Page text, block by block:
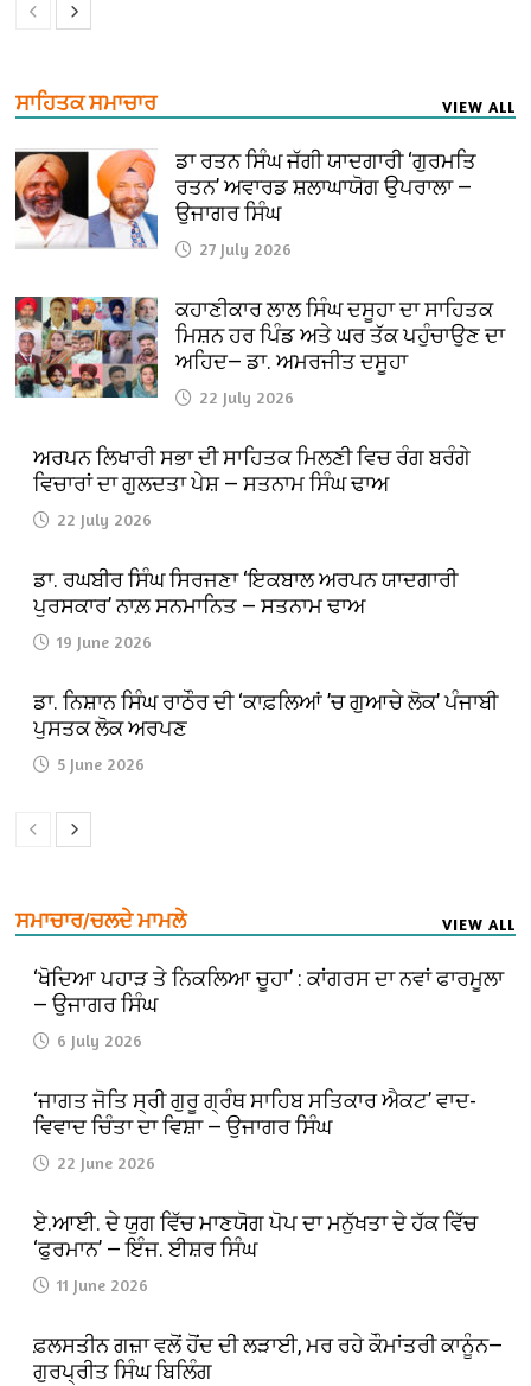
ਸਾਹਿਤਕ ਸਮਾਚਾਰ VIEW ALL
ਡਾ ਰਤਨ ਸਿੰਘ ਜੱਗੀ ਯਾਦਗਾਰੀ ‘ਗੁਰਮਤਿ
ਰਤਨ’ ਅਵਾਰਡ ਸ਼ਲਾਘਾਯੋਗ ਉਪਰਾਲਾ —
ਉਜਾਗਰ ਸਿੰਘ
27 July 2026
ਕਹਾਣੀਕਾਰ ਲਾਲ ਸਿੰਘ ਦਸੂਹਾ ਦਾ ਸਾਹਿਤਕ
ਮਿਸ਼ਨ ਹਰ ਪਿੰਡ ਅਤੇ ਘਰ ਤੱਕ ਪਹੁੰਚਾਉਣ ਦਾ
ਅਹਿਦ— ਡਾ. ਅਮਰਜੀਤ ਦਸੂਹਾ
22 July 2026
ਅਰਪਨ ਲਿਖਾਰੀ ਸਭਾ ਦੀ ਸਾਹਿਤਕ ਮਿਲਣੀ ਵਿਚ ਰੰਗ ਬਰੰਗੇ
ਵਿਚਾਰਾਂ ਦਾ ਗੁਲਦਤਾ ਪੇਸ਼ — ਸਤਨਾਮ ਸਿੰਘ ਢਾਅ
22 July 2026
ਡਾ. ਰਘਬੀਰ ਸਿੰਘ ਸਿਰਜਣਾ ‘ਇਕਬਾਲ ਅਰਪਨ ਯਾਦਗਾਰੀ
ਪੁਰਸਕਾਰ’ ਨਾਲ਼ ਸਨਮਾਨਿਤ — ਸਤਨਾਮ ਢਾਅ
19 June 2026
ਡਾ. ਨਿਸ਼ਾਨ ਸਿੰਘ ਰਾਠੌਰ ਦੀ ‘ਕਾਫ਼ਲਿਆਂ ’ਚ ਗੁਆਚੇ ਲੋਕ’ ਪੰਜਾਬੀ
ਪੁਸਤਕ ਲੋਕ ਅਰਪਣ
5 June 2026
ਸਮਾਚਾਰ/ਚਲਦੇ ਮਾਮਲੇ VIEW ALL
‘ਖੋਦਿਆ ਪਹਾੜ ਤੇ ਨਿਕਲਿਆ ਚੂਹਾ’ : ਕਾਂਗਰਸ ਦਾ ਨਵਾਂ ਫਾਰਮੂਲਾ
— ਉਜਾਗਰ ਸਿੰਘ
6 July 2026
‘ਜਾਗਤ ਜੋਤਿ ਸ੍ਰੀ ਗੁਰੂ ਗ੍ਰੰਥ ਸਾਹਿਬ ਸਤਿਕਾਰ ਐਕਟ’ ਵਾਦ-
ਵਿਵਾਦ ਚਿੰਤਾ ਦਾ ਵਿਸ਼ਾ — ਉਜਾਗਰ ਸਿੰਘ
22 June 2026
ਏ.ਆਈ. ਦੇ ਯੁਗ ਵਿੱਚ ਮਾਣਯੋਗ ਪੋਪ ਦਾ ਮਨੁੱਖਤਾ ਦੇ ਹੱਕ ਵਿੱਚ
‘ਫੁਰਮਾਨ’ — ਇੰਜ. ਈਸ਼ਰ ਸਿੰਘ
11 June 2026
ਫ਼ਲਸਤੀਨ ਗਜ਼ਾ ਵਲੋਂ ਹੋਂਦ ਦੀ ਲੜਾਈ, ਮਰ ਰਹੇ ਕੌਮਾਂਤਰੀ ਕਾਨੂੰਨ—
ਗੁਰਪ੍ਰੀਤ ਸਿੰਘ ਬਿਲਿੰਗ